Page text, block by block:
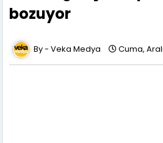
bozuyor
Veka Medya Cuma,